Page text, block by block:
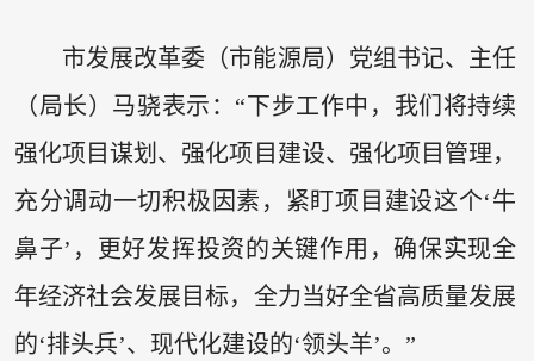
市发展改革委（市能源局）党组书记、主任
（局长）马骁表示：“下步工作中，我们将持续
强化项目谋划、强化项目建设、强化项目管理，
充分调动一切积极因素，紧盯项目建设这个‘牛
鼻子’，更好发挥投资的关键作用，确保实现全
年经济社会发展目标，全力当好全省高质量发展
的‘排头兵’、现代化建设的‘领头羊’。”